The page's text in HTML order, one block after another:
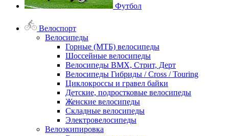
Футбол
Велоспорт
Велосипеды
Горные (МТБ) велосипеды
Шоссейные велосипеды
Велосипеды BMX, Стрит, Дерт
Велосипеды Гибриды / Cross / Touring
Циклокроссы и гравел байки
Детские, подростковые велосипеды
Женские велосипеды
Складные велосипеды
Электровелосипеды
Велоэкипировка